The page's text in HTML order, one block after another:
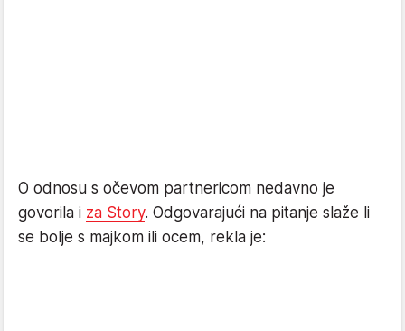
O odnosu s očevom partnericom nedavno je
govorila i za Story. Odgovarajući na pitanje slaže li
se bolje s majkom ili ocem, rekla je: